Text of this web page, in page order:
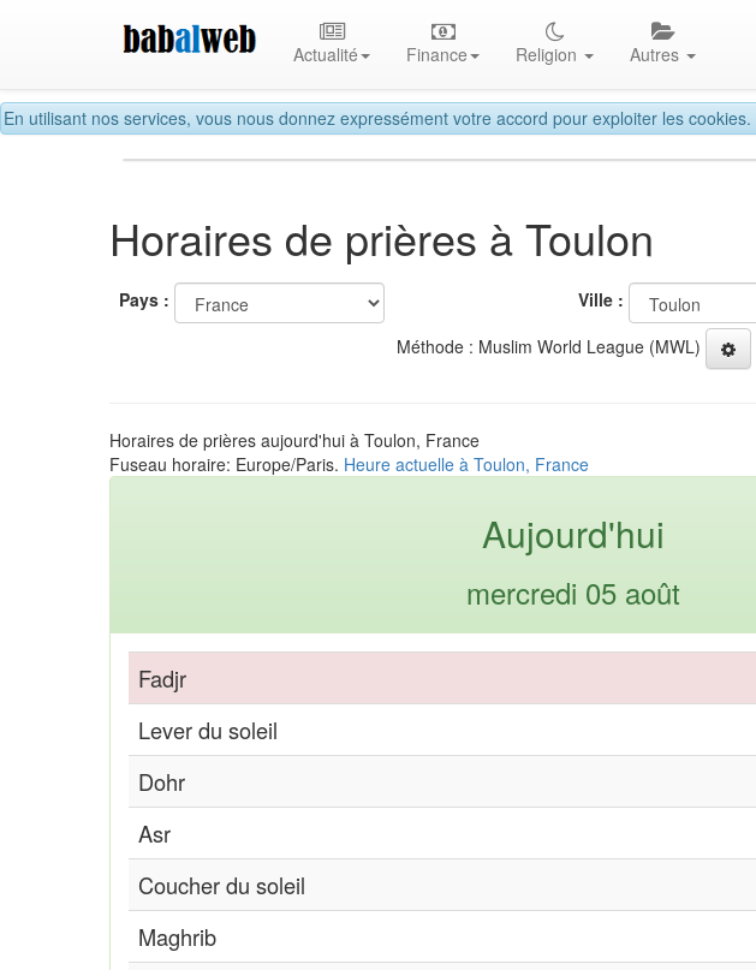
En utilisant nos services, vous nous donnez expressément votre accord pour exploiter les cookies.
Actualité Finance Religion Autres
Horaires de prières à Toulon
Pays :
Ville :
Méthode : Muslim World League (MWL)
Horaires de prières aujourd'hui à Toulon, France
Fuseau horaire: Europe/Paris. Heure actuelle à Toulon, France
Aujourd'hui
mercredi 05 août
Fadjr
Lever du soleil
Dohr
Asr
Coucher du soleil
Maghrib